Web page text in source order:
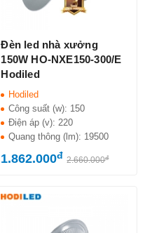
Đèn led nhà xưởng
150W HO-NXE150-300/E
Hodiled
Hodiled
Công suất (w): 150
Điện áp (v):220
Quang thông (lm): 19500
1.862.000đ 2.660.000đ